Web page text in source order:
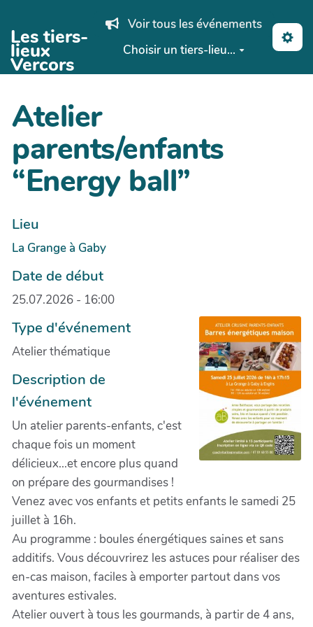
Aller au contenu principal
Les tiers-
lieux
Vercors
Voir tous les événements
Choisir un tiers-lieu...
Atelier
parents/enfants
“Energy ball”
Lieu
La Grange à Gaby
Date de début
25.07.2026 - 16:00
Type d'événement
Atelier thématique
Description de
l'événement
Un atelier parents-enfants, c'est
chaque fois un moment
délicieux...et encore plus quand
on prépare des gourmandises !
Venez avec vos enfants et petits enfants le samedi 25
juillet à 16h.
Au programme : boules énergétiques saines et sans
additifs. Vous découvrirez les astuces pour réaliser des
en-cas maison, faciles à emporter partout dans vos
aventures estivales.
Atelier ouvert à tous les gourmands, à partir de 4 ans,